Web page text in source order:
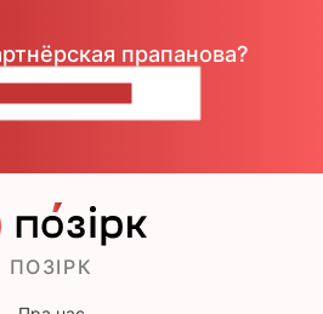
прапанова?
ПОЗІРК